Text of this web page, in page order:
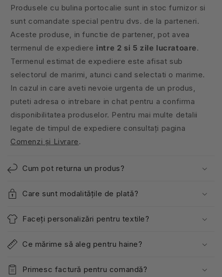
Produsele cu bulina portocalie sunt in stoc furnizor si
sunt comandate special pentru dvs. de la parteneri.
Aceste produse, in functie de partener, pot avea
termenul de expediere intre 2 si 5 zile lucratoare.
Termenul estimat de expediere este afisat sub
selectorul de marimi, atunci cand selectati o marime.
In cazul in care aveti nevoie urgenta de un produs,
puteti adresa o intrebare in chat pentru a confirma
disponibilitatea produselor. Pentru mai multe detalii
legate de timpul de expediere consultați pagina
Comenzi și Livrare.
Cum pot returna un produs?
Care sunt modalitățile de plată?
Faceți personalizări pentru textile?
Ce mărime să aleg pentru haine?
Primesc factură pentru comandă?